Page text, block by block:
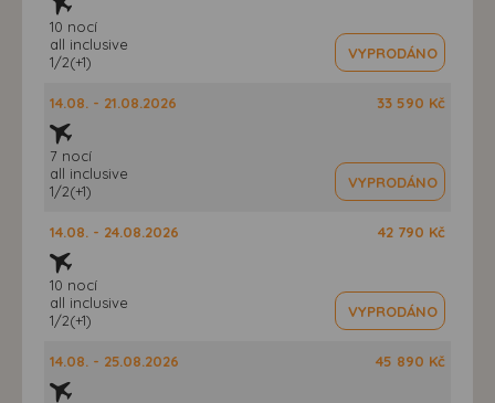
10 nocí
all inclusive
1/2(+1)
VYPRODÁNO
14.08. - 21.08.2026
7 nocí
all inclusive
1/2(+1)
33 590 Kč
VYPRODÁNO
14.08. - 24.08.2026
10 nocí
all inclusive
1/2(+1)
42 790 Kč
VYPRODÁNO
14.08. - 25.08.2026 45 890 Kč